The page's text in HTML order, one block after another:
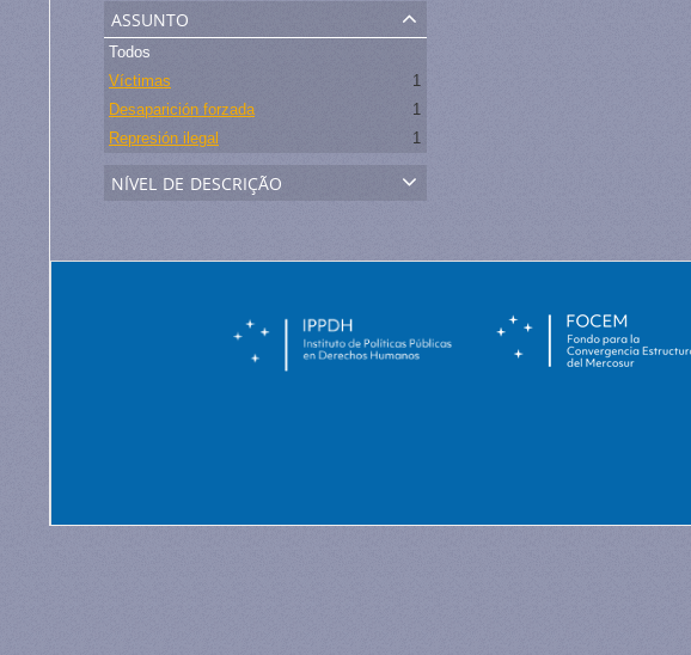
assunto
Todos
Víctimas
1
Desaparición forzada
1
Represión ilegal
1
nível de descrição